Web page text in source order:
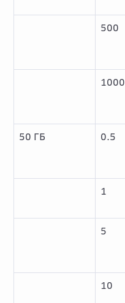
500
1000
50 ГБ 0.5
1
5
10